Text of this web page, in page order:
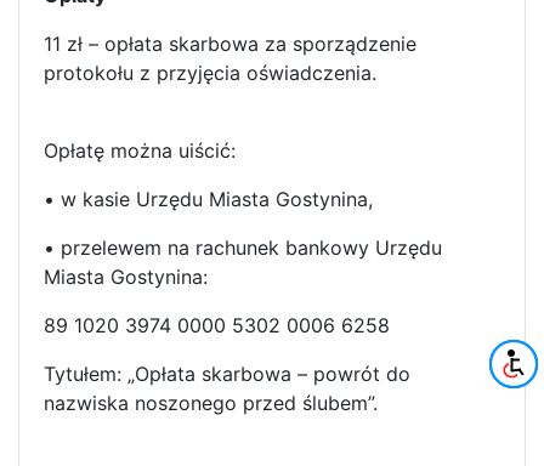
11 zł – opłata skarbowa za sporządzenie
protokołu z przyjęcia oświadczenia.
Opłatę można uiścić:
• w kasie Urzędu Miasta Gostynina,
• przelewem na rachunek bankowy Urzędu
Miasta Gostynina:
89 1020 3974 0000 5302 0006 6258
Tytułem: „Opłata skarbowa – powrót do
nazwiska noszonego przed ślubem”.